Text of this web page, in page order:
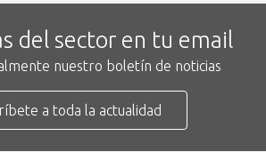
del sector en tu email
nuestro boletín de noticias
a toda la actualidad